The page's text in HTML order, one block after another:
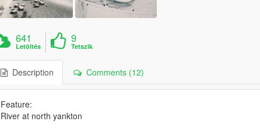
641
Letöltés
9
Tetszik
Description Comments (12)
Feature:
River at north yankton